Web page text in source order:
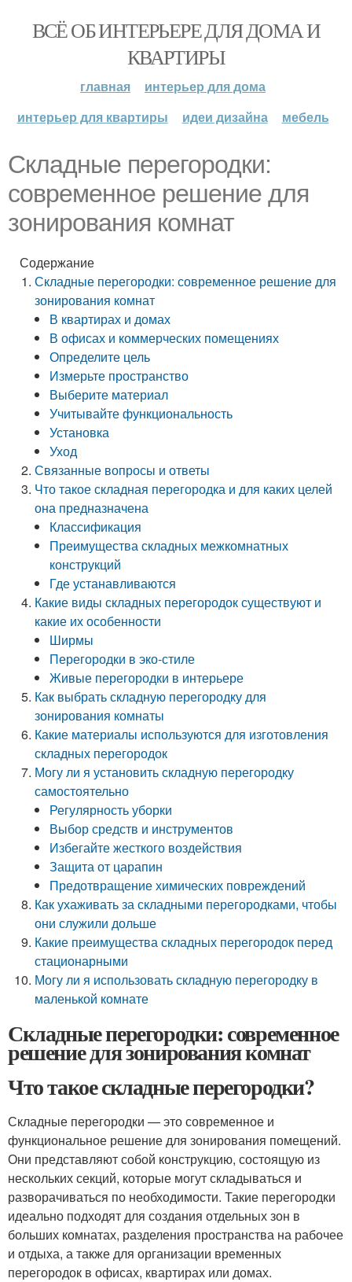
ВСЁ ОБ ИНТЕРЬЕРЕ ДЛЯ ДОМА И
КВАРТИРЫ
главная
интерьер для дома
интерьер для квартиры
идеи дизайна мебель
Складные перегородки:
современное решение для
зонирования комнат
Содержание
Складные перегородки: современное решение для
зонирования комнат
В квартирах и домах
В офисах и коммерческих помещениях
Определите цель
Измерьте пространство
Выберите материал
Учитывайте функциональность
Установка
Уход
Связанные вопросы и ответы
Что такое складная перегородка и для каких целей
она предназначена
Классификация
Преимущества складных межкомнатных
конструкций
Где устанавливаются
Какие виды складных перегородок существуют и
какие их особенности
Ширмы
Перегородки в эко-стиле
Живые перегородки в интерьере
Как выбрать складную перегородку для
зонирования комнаты
Какие материалы используются для изготовления
складных перегородок
Могу ли я установить складную перегородку
самостоятельно
Регулярность уборки
Выбор средств и инструментов
Избегайте жесткого воздействия
Защита от царапин
Предотвращение химических повреждений
Как ухаживать за складными перегородками, чтобы
они служили дольше
Какие преимущества складных перегородок перед
стационарными
Могу ли я использовать складную перегородку в
маленькой комнате
Складные перегородки: современное
решение для зонирования комнат
Что такое складные перегородки?
Складные перегородки — это современное и
функциональное решение для зонирования помещений.
Они представляют собой конструкцию, состоящую из
нескольких секций, которые могут складываться и
разворачиваться по необходимости. Такие перегородки
идеально подходят для создания отдельных зон в
больших комнатах, разделения пространства на рабочее
и отдыха, а также для организации временных
перегородок в офисах, квартирах или домах.